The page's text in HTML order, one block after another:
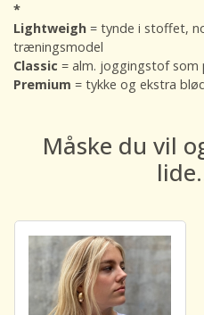
*
Lightweigh = tynde i stoffet,
træningsmodel
Classic = alm. joggingstof som
Premium = tykke og ekstra
Måske du vil